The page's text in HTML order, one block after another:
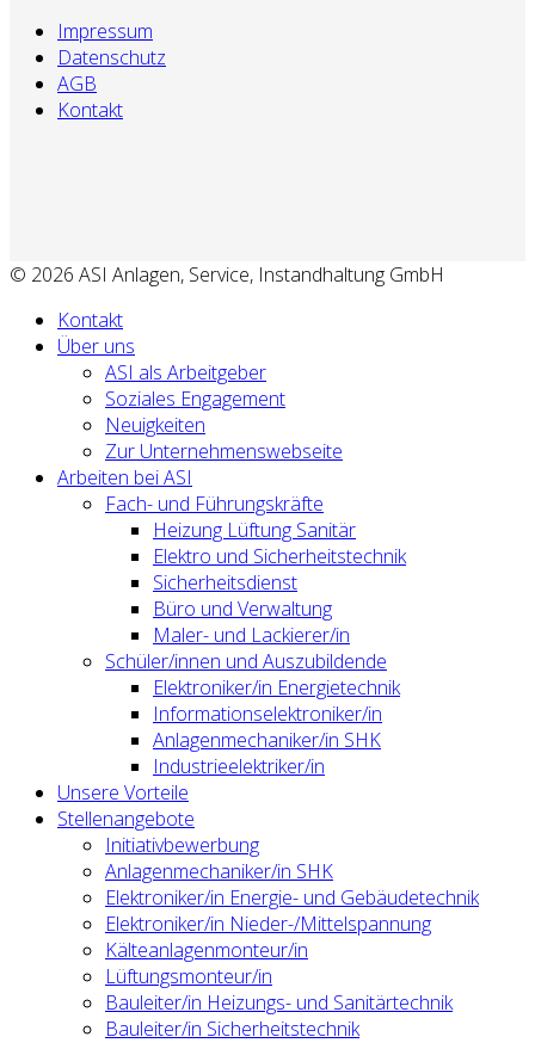
Impressum
Datenschutz
AGB
Kontakt
© 2026 ASI Anlagen, Service, Instandhaltung GmbH
Kontakt
Über uns
ASI als Arbeitgeber
Soziales Engagement
Neuigkeiten
Zur Unternehmenswebseite
Arbeiten bei ASI
Fach- und Führungskräfte
Heizung Lüftung Sanitär
Elektro und Sicherheitstechnik
Sicherheitsdienst
Büro und Verwaltung
Maler- und Lackierer/in
Schüler/innen und Auszubildende
Elektroniker/in Energietechnik
Informationselektroniker/in
Anlagenmechaniker/in SHK
Industrieelektriker/in
Unsere Vorteile
Stellenangebote
Initiativbewerbung
Anlagenmechaniker/in SHK
Elektroniker/in Energie- und Gebäudetechnik
Elektroniker/in Nieder-/Mittelspannung
Kälteanlagenmonteur/in
Lüftungsmonteur/in
Bauleiter/in Heizungs- und Sanitärtechnik
Bauleiter/in Sicherheitstechnik